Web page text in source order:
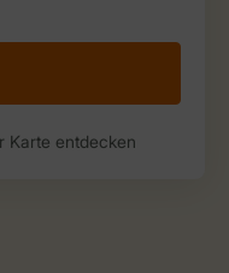
Karte entdecken